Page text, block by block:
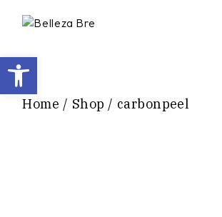
Home Shop carbonpeel
Abrir barra de herramientas